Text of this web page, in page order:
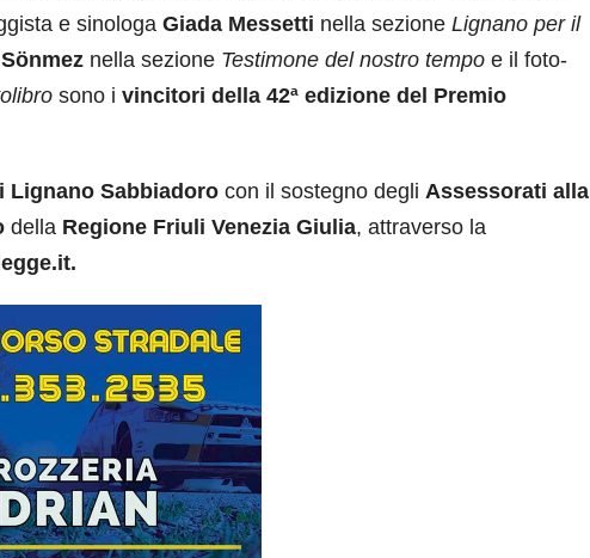
e sinologa Giada Messetti nella sezione Lignano per il
nella sezione Testimone del nostro tempo e il foto-
sono i vincitori della 42ª edizione del Premio
Lignano Sabbiadoro con il sostegno degli Assessorati alla
della Regione Friuli Venezia Giulia, attraverso la